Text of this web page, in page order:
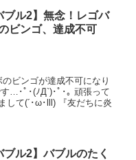
ブル2】無念！レゴバ
ビンゴ、達成不可
ビンゴが達成不可になり
…･ﾟ･(ﾉД`)･ﾟ･｡ 頑張って
して(´･ω･lll) 『友だちに炎
ブル2】バブルのたく